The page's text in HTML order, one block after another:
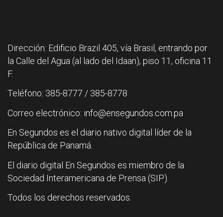
Dirección: Edificio Brazil 405, vía Brasil, entrando por
la Calle del Agua (al lado del Idaan), piso 11, oficina 11
F.
Teléfono: 385-8777 / 385-8778
Correo electrónico: info@ensegundos.com.pa
En Segundos es el diario nativo digital líder de la
República de Panamá.
El diario digital En Segundos es miembro de la
Sociedad Interamericana de Prensa (SIP).
Todos los derechos reservados.